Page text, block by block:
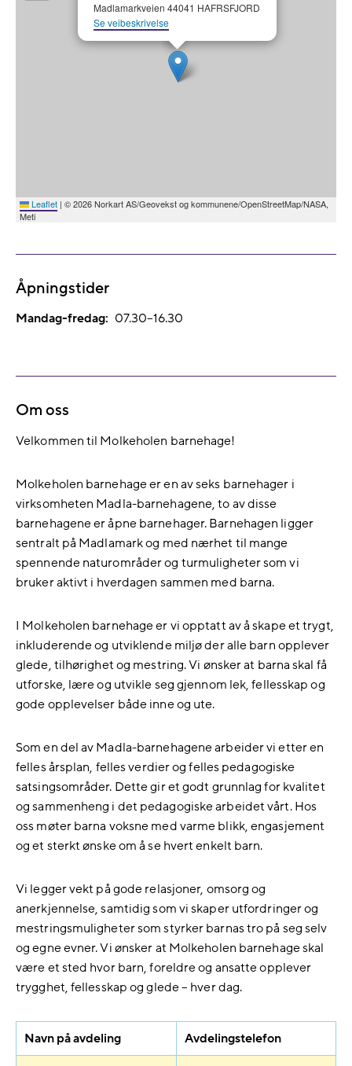
Madlamarkveien 44041 HAFRSFJORD
Se veibeskrivelse
Leaflet | © 2026 Norkart AS/Geovekst og kommunene/OpenStreetMap/NASA,
Meti
Åpningstider
Mandag-fredag: 07.30–16.30
Om oss
Velkommen til Molkeholen barnehage!
Molkeholen barnehage er en av seks barnehager i
virksomheten Madla-barnehagene, to av disse
barnehagene er åpne barnehager. Barnehagen ligger
sentralt på Madlamark og med nærhet til mange
spennende naturområder og turmuligheter som vi
bruker aktivt i hverdagen sammen med barna.
I Molkeholen barnehage er vi opptatt av å skape et trygt,
inkluderende og utviklende miljø der alle barn opplever
glede, tilhørighet og mestring. Vi ønsker at barna skal få
utforske, lære og utvikle seg gjennom lek, fellesskap og
gode opplevelser både inne og ute.
Som en del av Madla-barnehagene arbeider vi etter en
felles årsplan, felles verdier og felles pedagogiske
satsingsområder. Dette gir et godt grunnlag for kvalitet
og sammenheng i det pedagogiske arbeidet vårt. Hos
oss møter barna voksne med varme blikk, engasjement
og et sterkt ønske om å se hvert enkelt barn.
Vi legger vekt på gode relasjoner, omsorg og
anerkjennelse, samtidig som vi skaper utfordringer og
mestringsmuligheter som styrker barnas tro på seg selv
og egne evner. Vi ønsker at Molkeholen barnehage skal
være et sted hvor barn, foreldre og ansatte opplever
trygghet, fellesskap og glede – hver dag.
Navn på avdeling Avdelingstelefon